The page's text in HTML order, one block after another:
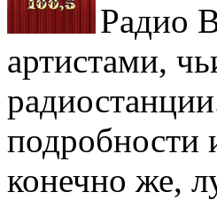
Радио
артистами,
подробности
конечно же,